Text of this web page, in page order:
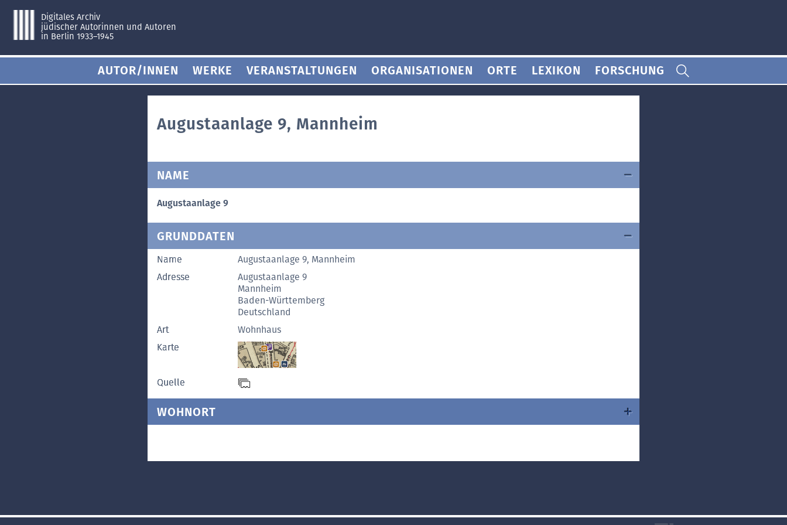
Digitales Archiv
jüdischer Autorinnen und Autoren
in Berlin 1933–1945
AUTOR/INNEN WERKE VERANSTALTUNGEN ORGANISATIONEN ORTE LEXIKON FORSCHUNG
Augustaanlage 9, Mannheim
NAME
Augustaanlage 9
GRUNDDATEN
Name
Augustaanlage 9, Mannheim
Adresse
Augustaanlage 9
Mannheim
Baden-Württemberg
Deutschland
Art
Wohnhaus
Karte
Quelle
WOHNORT